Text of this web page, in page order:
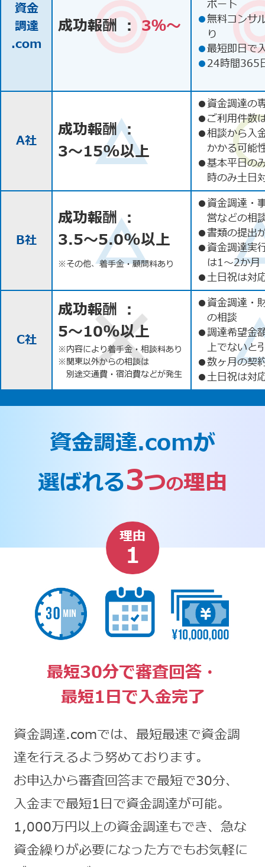
資金
調達
.com
成功報酬 ： 3％〜
ポート
●無料コンサ
り
●最短即日で
●24時間365
A社
成功報酬 ：
3〜15%以上
●資金調達の
●ご利用件数
●相談から入
かかる可能
●基本平日の
時のみ土日
B社
成功報酬 ：
3.5〜5.0%以上
※その他、着手金・顧問料あり
●資金調達・
営などの相
●書類の提出
●資金調達実
は1〜2か月
●土日祝は対
C社
成功報酬 ：
5〜10%以上
※内容により着手金・相談料あり
※関東以外からの相談は
別途交通費・宿泊費などが発生
●資金調達・
の相談
●調達希望金
上でないと
●数ヶ月の契
●土日祝は対
資金調達.comが
選ばれる3つの理由
理由
1
最短30分で審査回答・
最短1日で入金完了
資金調達.comでは、最短最速で資金調
達を行えるよう努めております。
お申込から審査回答まで最短で30分、
入金まで最短1日で資金調達が可能。
1,000万円以上の資金調達もでき、急な
資金繰りが必要になった方でもお気軽に